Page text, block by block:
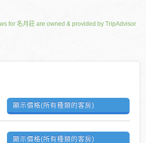
for 名月莊 are owned & provided by TripAdvisor
顯示價格(所有種類的客房)
顯示價格(所有種類的客房)